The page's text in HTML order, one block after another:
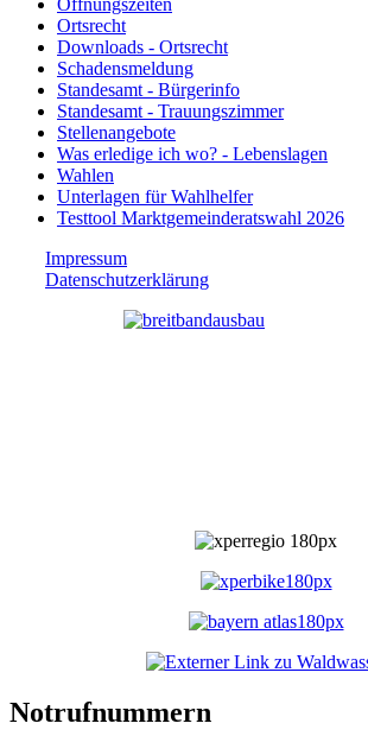
Öffnungszeiten
Ortsrecht
Downloads - Ortsrecht
Schadensmeldung
Standesamt - Bürgerinfo
Standesamt - Trauungszimmer
Stellenangebote
Was erledige ich wo? - Lebenslagen
Wahlen
Unterlagen für Wahlhelfer
Testtool Marktgemeinderatswahl 2026
Impressum
Datenschutzerklärung
Notrufnummern